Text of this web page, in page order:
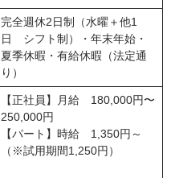
完全週休2日制（水曜＋他1
日 シフト制）・年末年始・
夏季休暇・有給休暇（法定通
り）
【正社員】月給 180,000円〜
250,000円
【パート】時給 1,350円～
（※試用期間1,250円）